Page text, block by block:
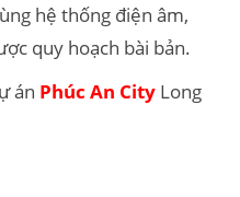
hệ thống điện âm,
quy hoạch bài bản.
án Phúc An City Long